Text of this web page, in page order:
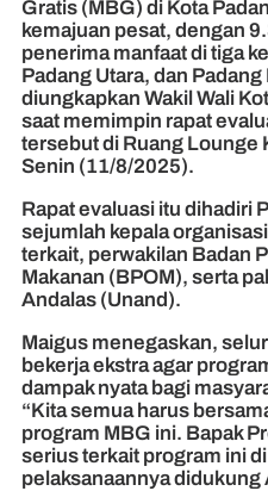
Gratis (MBG) di Kota
kemajuan pesat, dengan
penerima manfaat di tiga
Padang Utara, dan
diungkapkan Wakil Wali
saat memimpin rapat
tersebut di Ruang Lounge
Senin (11/8/2025).
Rapat evaluasi itu dihadiri
sejumlah kepala
terkait, perwakilan Badan
Makanan (BPOM), serta
Andalas (Unand).
Maigus menegaskan,
bekerja ekstra agar
dampak nyata bagi
“Kita semua harus
program MBG ini. Bapak
serius terkait program ini
pelaksanaannya didukung